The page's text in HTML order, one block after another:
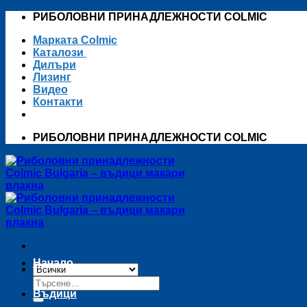
Skip
content
РИБОЛОВНИ ПРИНАДЛЕЖНОСТИ COLMIC
Марката Colmic
Каталози
Дилъри
Лизинг
Видео
Контакти
РИБОЛОВНИ ПРИНАДЛЕЖНОСТИ COLMIC
Търсене
за:
Начало
Въдици